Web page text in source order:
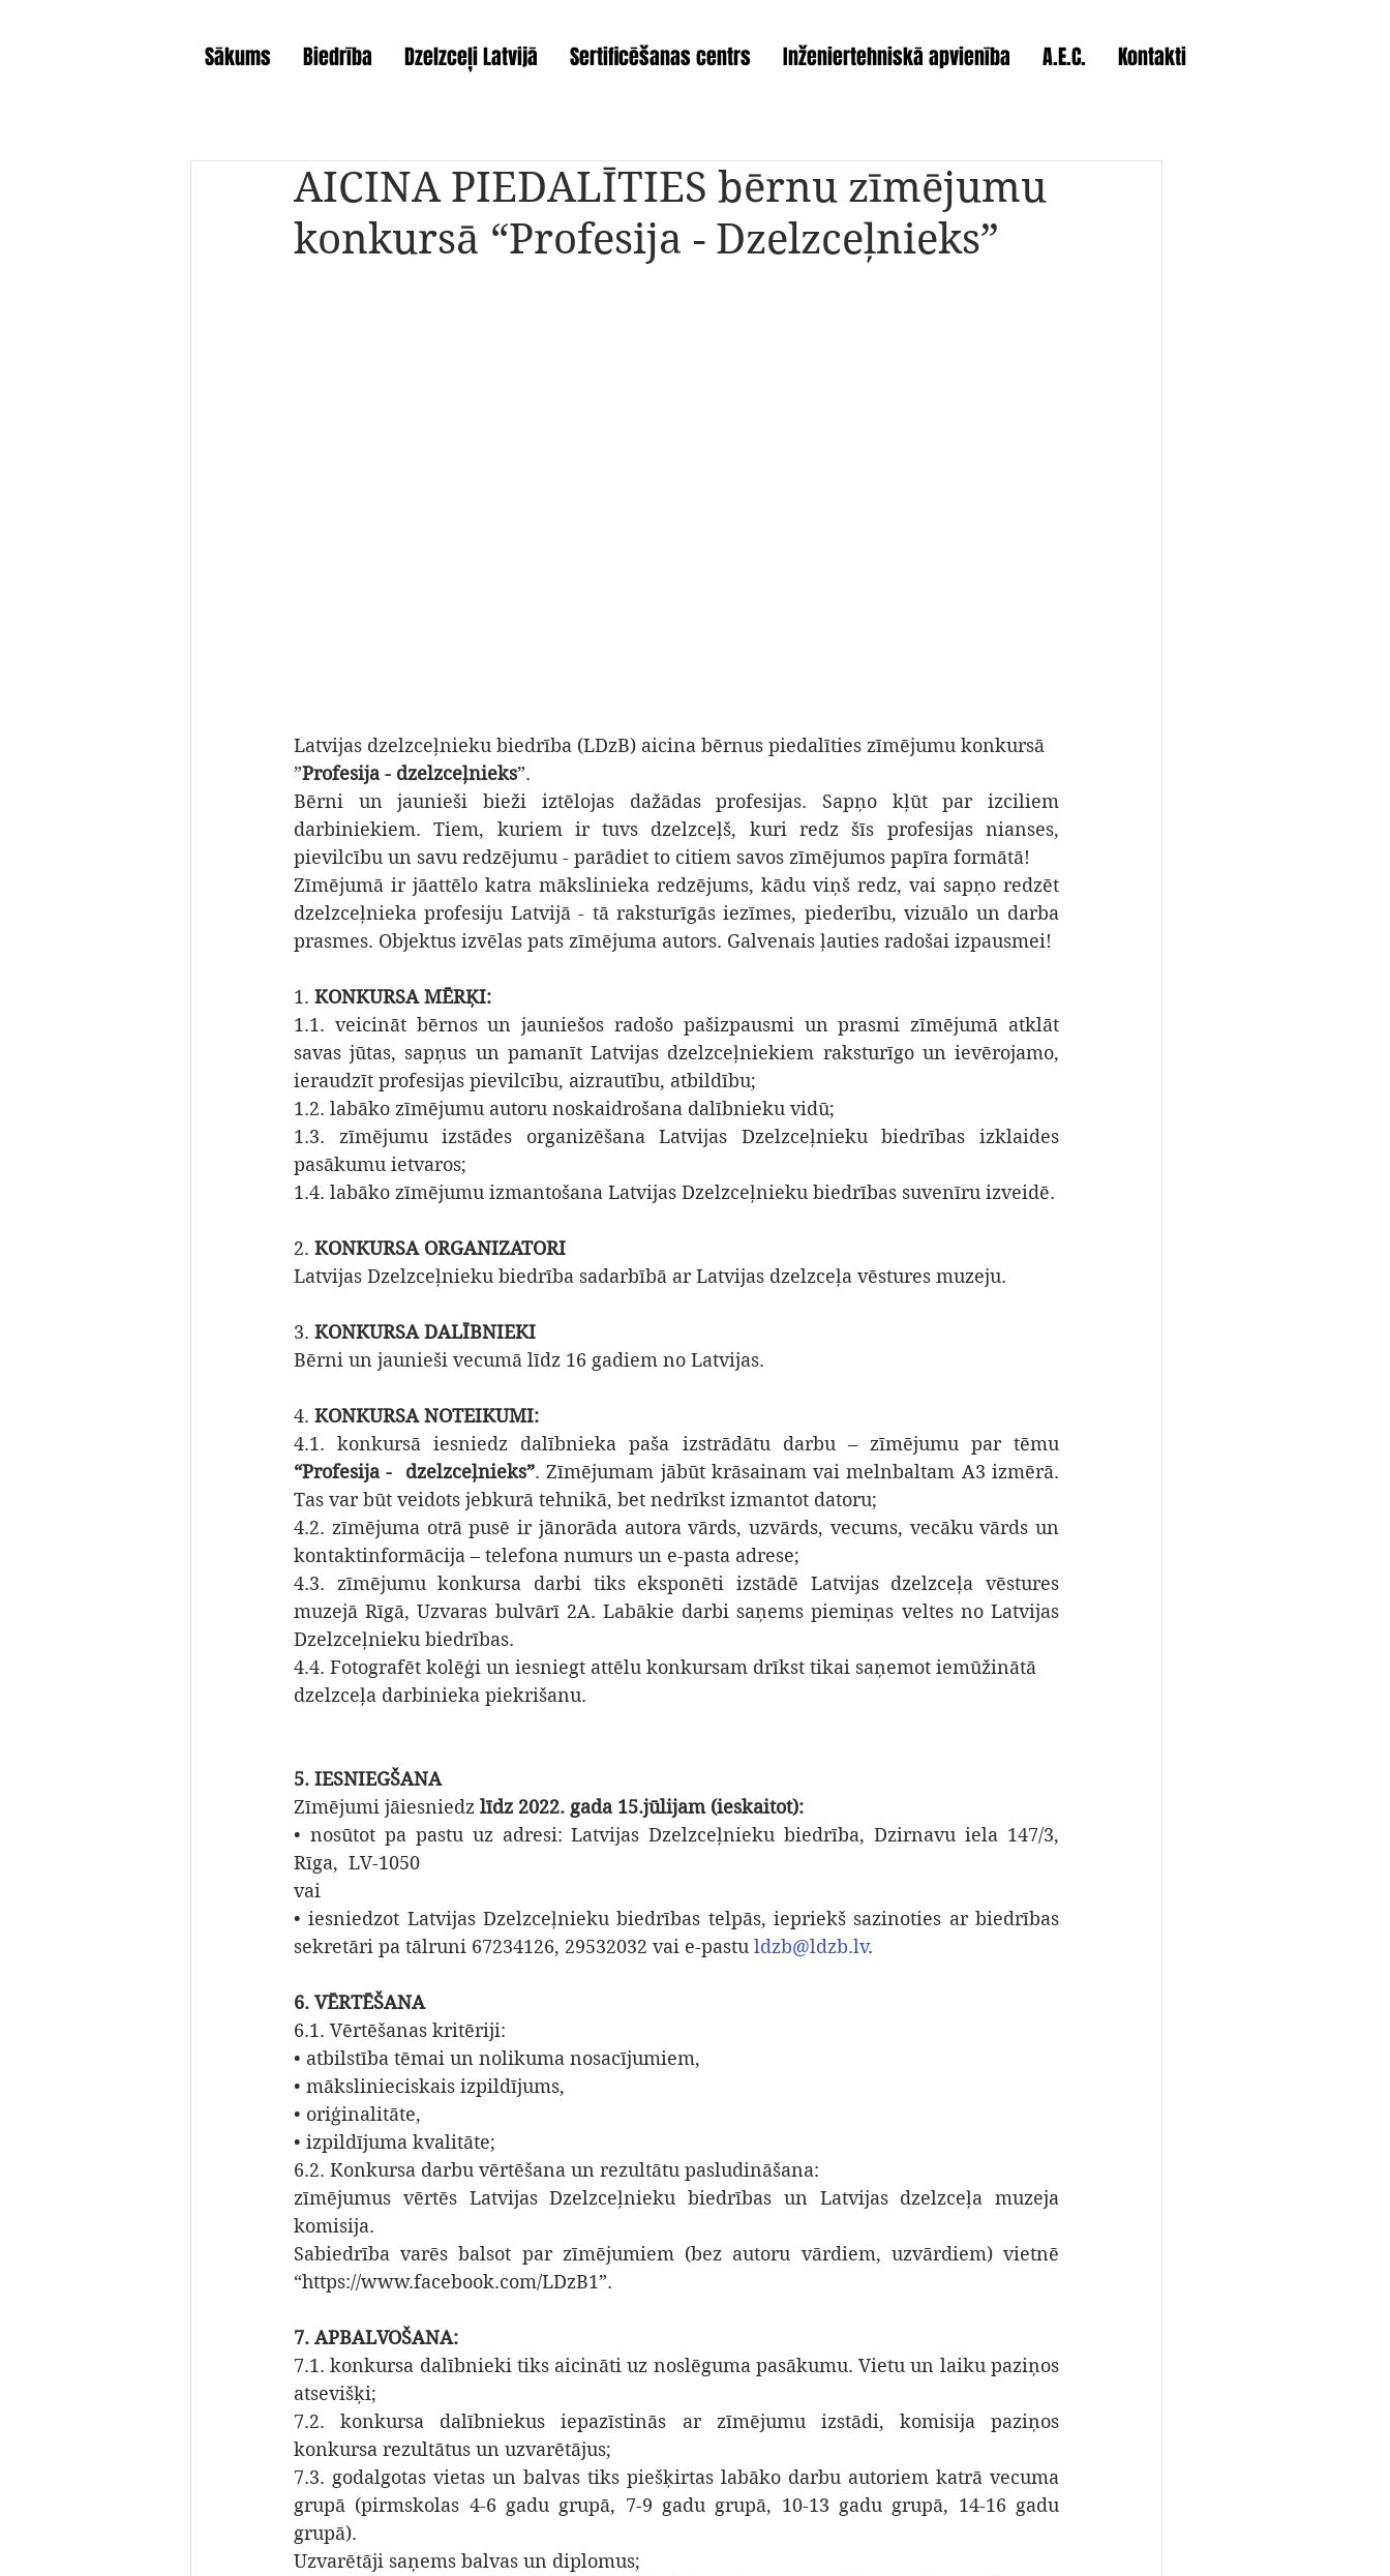
Sākums Biedrība Dzelzceļi Latvijā Sertificēšanas centrs Inženiertehniskā apvienība A.E.C. Kontakti
AICINA PIEDALĪTIES bērnu zīmējumu
konkursā “Profesija - Dzelzceļnieks”
Latvijas dzelzceļnieku biedrība (LDzB) aicina bērnus piedalīties zīmējumu konkursā
”Profesija - dzelzceļnieks”.
Bērni un jaunieši bieži iztēlojas dažādas profesijas. Sapņo kļūt par izciliem
darbiniekiem. Tiem, kuriem ir tuvs dzelzceļš, kuri redz šīs profesijas nianses,
pievilcību un savu redzējumu - parādiet to citiem savos zīmējumos papīra formātā!
Zīmējumā ir jāattēlo katra mākslinieka redzējums, kādu viņš redz, vai sapņo redzēt
dzelzceļnieka profesiju Latvijā - tā raksturīgās iezīmes, piederību, vizuālo un darba
prasmes. Objektus izvēlas pats zīmējuma autors. Galvenais ļauties radošai izpausmei!
1. KONKURSA MĒRĶI:
1.1. veicināt bērnos un jauniešos radošo pašizpausmi un prasmi zīmējumā atklāt
savas jūtas, sapņus un pamanīt Latvijas dzelzceļniekiem raksturīgo un ievērojamo,
ieraudzīt profesijas pievilcību, aizrautību, atbildību;
1.2. labāko zīmējumu autoru noskaidrošana dalībnieku vidū;
1.3. zīmējumu izstādes organizēšana Latvijas Dzelzceļnieku biedrības izklaides
pasākumu ietvaros;
1.4. labāko zīmējumu izmantošana Latvijas Dzelzceļnieku biedrības suvenīru izveidē.
2. KONKURSA ORGANIZATORI
Latvijas Dzelzceļnieku biedrība sadarbībā ar Latvijas dzelzceļa vēstures muzeju.
3. KONKURSA DALĪBNIEKI
Bērni un jaunieši vecumā līdz 16 gadiem no Latvijas.
4. KONKURSA NOTEIKUMI:
“Profesija -  dzelzceļnieks”. Zīmējumam jābūt krāsainam vai melnbaltam A3 izmērā.
Tas var būt veidots jebkurā tehnikā, bet nedrīkst izmantot datoru;
4.2. zīmējuma otrā pusē ir jānorāda autora vārds, uzvārds, vecums, vecāku vārds un
kontaktinformācija – telefona numurs un e-pasta adrese;
4.3. zīmējumu konkursa darbi tiks eksponēti izstādē Latvijas dzelzceļa vēstures
muzejā Rīgā, Uzvaras bulvārī 2A. Labākie darbi saņems piemiņas veltes no Latvijas
Dzelzceļnieku biedrības.
4.4. Fotografēt kolēģi un iesniegt attēlu konkursam drīkst tikai saņemot iemūžinātā
dzelzceļa darbinieka piekrišanu.
5. IESNIEGŠANA
Zīmējumi jāiesniedz līdz 2022. gada 15.jūlijam (ieskaitot):
• nosūtot pa pastu uz adresi: Latvijas Dzelzceļnieku biedrība, Dzirnavu iela 147/3,
Rīga,  LV-1050
vai
• iesniedzot Latvijas Dzelzceļnieku biedrības telpās, iepriekš sazinoties ar biedrības
sekretāri pa tālruni 67234126, 29532032 vai e-pastu ldzb@ldzb.lv.
6. VĒRTĒŠANA
6.1. Vērtēšanas kritēriji:
• atbilstība tēmai un nolikuma nosacījumiem,
• mākslinieciskais izpildījums,
• oriģinalitāte,
• izpildījuma kvalitāte;
6.2. Konkursa darbu vērtēšana un rezultātu pasludināšana:
zīmējumus vērtēs Latvijas Dzelzceļnieku biedrības un Latvijas dzelzceļa muzeja
komisija.
Sabiedrība varēs balsot par zīmējumiem (bez autoru vārdiem, uzvārdiem) vietnē
“https://www.facebook.com/LDzB1”.
7. APBALVOŠANA:
7.1. konkursa dalībnieki tiks aicināti uz noslēguma pasākumu. Vietu un laiku paziņos
atsevišķi;
7.2. konkursa dalībniekus iepazīstinās ar zīmējumu izstādi, komisija paziņos
konkursa rezultātus un uzvarētājus;
7.3. godalgotas vietas un balvas tiks piešķirtas labāko darbu autoriem katrā vecuma
grupā (pirmskolas 4-6 gadu grupā, 7-9 gadu grupā, 10-13 gadu grupā, 14-16 gadu
grupā).
Uzvarētāji saņems balvas un diplomus;